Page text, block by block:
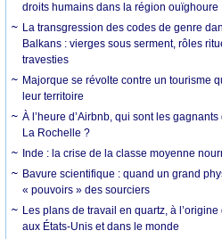
droits humains dans la région ouïghoure
La transgression des codes de genre
Balkans : vierges sous serment, rôles
travesties
Majorque se révolte contre un tourisme
leur territoire
À l’heure d’Airbnb, qui sont les
La Rochelle ?
Inde : la crise de la classe moyenne
Bavure scientifique : quand un grand
« pouvoirs » des sourciers
Les plans de travail en quartz, à
aux États-Unis et dans le monde